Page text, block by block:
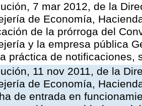
7 mar 2012, de la
de Economía,
de la prórroga del
y la empresa pública
práctica de notificaciones,
11 nov 2011, de la
de Economía,
de entrada en